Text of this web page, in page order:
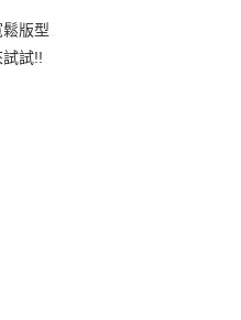
分期」於每月結算日後寄送繳費提
條碼／台灣大直營門市／銀行轉
（以下簡稱本公司）所提供，讓
服務，並由商店將買賣／分期付款
公司帳單繳交帳款。
灣大哥大進項蒐集、處理及利用，
之確認、核對及更正。
後，將跳轉至「AFTEE先享後付」
簡訊中的連結，可透過四大超商／
方視為交易完成。
費，但若您需要取消訂單，請聯絡
單仍視為有效，需透過AFTEE先享
之結帳頁面顯示為準，若有關於
關疑問，請聯繫「AFTEE先享後付
support/home
費
費
費
費
版型
試!!